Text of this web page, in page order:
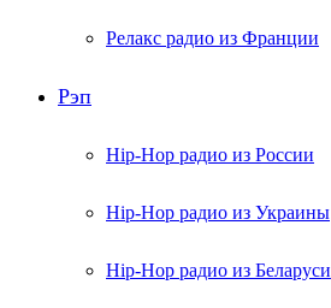
Релакс радио из Франции
Рэп
Hip-Hop радио из России
Hip-Hop радио из Украины
Hip-Hop радио из Беларуси